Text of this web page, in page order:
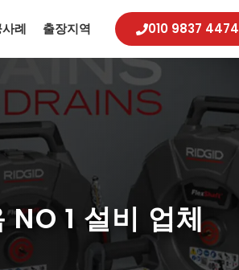
례 출장지역 010 9837 4474
1 설비 업체